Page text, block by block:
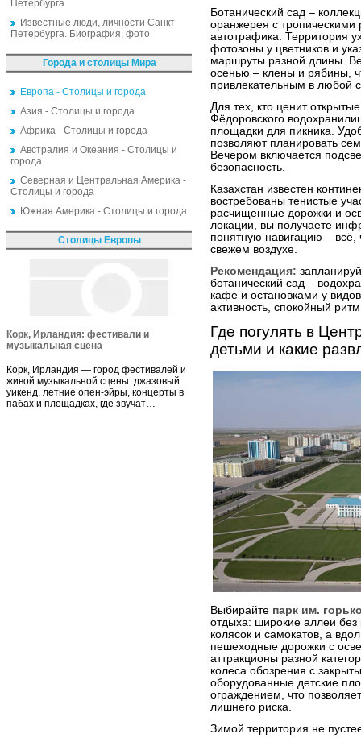
Петербурга
Известные люди, личности Санкт
Петербурга. Биография, фото
Города и столицы Мира
Европа - Столицы и города
Азия - Столицы и города
Африка - Столицы и города
Австралия и Океания - Столицы и
города
Северная и Центральная Америка -
Столицы и города
Южная Америка - Столицы и города
Столицы Европы
Корк, Ирландия: фестивали и
музыкальная сцена
Корк, Ирландия — город фестивалей и
живой музыкальной сцены: джазовый
уикенд, летние опен-эйры, концерты в
пабах и площадках, где звучат…
Ботанический сад –
оранжерея с тропическими
автотрафика. Территория
фотозоны у цветников и
маршруты разной длины.
осенью – клены и рябины,
привлекательным в любой
Для тех, кто ценит
Фёдоровского
площадки для пикника.
позволяют планировать
Вечером включается
безопасность.
Казахстан известен
востребованы тенистые
расчищенные дорожки и
локации, вы получаете
понятную навигацию – всё,
свежем воздухе.
Рекомендация:
ботанический сад –
кафе и остановками у
активность, спокойный
Где погулять в
детьми и какие
Выбирайте парк им.
отдыха: широкие аллеи без
колясок и самокатов, а
пешеходные дорожки с
аттракционы разной
колеса обозрения с
оборудованные детские
ограждением, что
лишнего риска.
Зимой территория не